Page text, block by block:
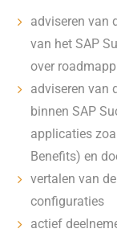
adviseren van
van het SAP
over
adviseren van
binnen SAP
applicaties
Benefits) en
vertalen van
configuraties
actief